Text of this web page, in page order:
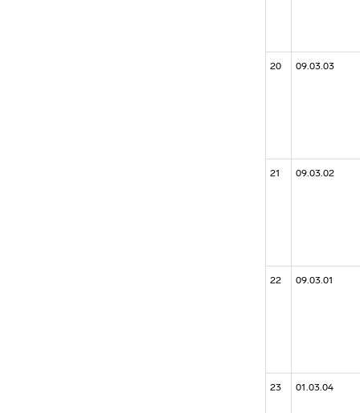
20 09.03.03
21 09.03.02
22 09.03.01
23 01.03.04